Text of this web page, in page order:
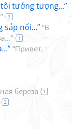
tưởng tượng...”
3
sắp nổi...” “В
1
“Привет,
береза 1
2